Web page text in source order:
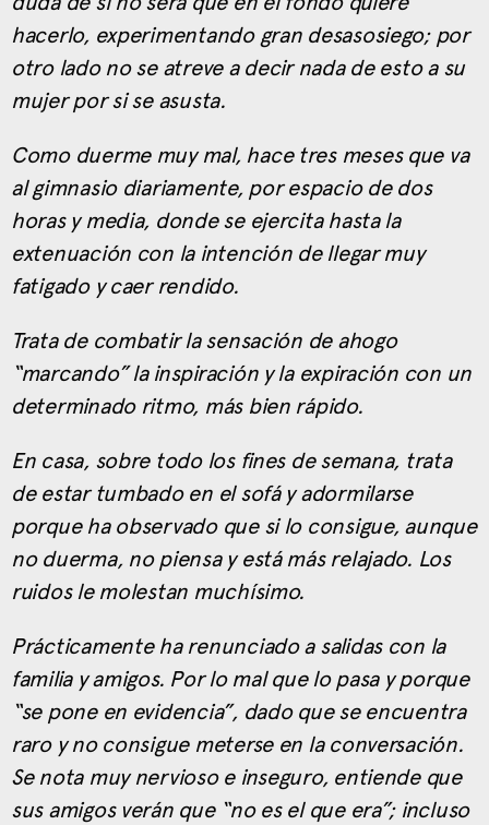
hacerlo, experimentando gran desasosiego; por
otro lado no se atreve a decir nada de esto a su
mujer por si se asusta.
Como duerme muy mal, hace tres meses que va
al gimnasio diariamente, por espacio de dos
horas y media, donde se ejercita hasta la
extenuación con la intención de llegar muy
fatigado y caer rendido.
Trata de combatir la sensación de ahogo
“marcando” la inspiración y la expiración con un
determinado ritmo, más bien rápido.
En casa, sobre todo los fines de semana, trata
de estar tumbado en el sofá y adormilarse
porque ha observado que si lo consigue, aunque
no duerma, no piensa y está más relajado. Los
ruidos le molestan muchísimo.
Prácticamente ha renunciado a salidas con la
familia y amigos. Por lo mal que lo pasa y porque
“se pone en evidencia”, dado que se encuentra
raro y no consigue meterse en la conversación.
Se nota muy nervioso e inseguro, entiende que
sus amigos verán que “no es el que era”; incluso